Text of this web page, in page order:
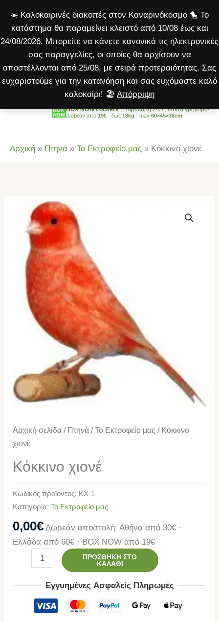
☀️ Καλοκαιρινές διακοπές στον Καναρινόκοσμο 🐤 Το
κατάστημα θα παραμείνει κλειστό από 10/08 έως και
24/08/2026. Μπορείτε να κάνετε κανονικά τις ηλεκτρονικές
σας παραγγελίες, οι οποίες θα αρχίσουν να
αποστέλλονται από 25/08, με σειρά προτεραιότητας. Σας
ευχαριστούμε για την κατανόηση και σας ευχόμαστε καλό
καλοκαίρι! 🏖️ Απόρριψη
στο
περιεχόμενο
BOX NOW Lockers| Παραλαβή 24/7, πάντα γρήγορα!
Δωρεάν από 19€ · έως 18kg · max 60×45×36cm
Αρχική » Πτηνά » Το Εκτροφείο μας » Κόκκινο χιονέ
Αρχική σελίδα / Πτηνά /Το Εκτροφείο μας / Κόκκινο
χιονέ
Κόκκινο χιονέ
Κωδικός προϊόντος: KX-1
Κατηγορία:Το Εκτροφείο μας
0,00€ Δωρεάν αποστολή: Αθήνα από 30€ ·
Ελλάδα από 60€ · BOX NOW από 19€
Κόκκινο
χιονέ
ποσότητα
ΠΡΟΣΘΉΚΗ ΣΤΟ
ΚΑΛΆΘΙ
Εγγυημένες Ασφαλείς Πληρωμές